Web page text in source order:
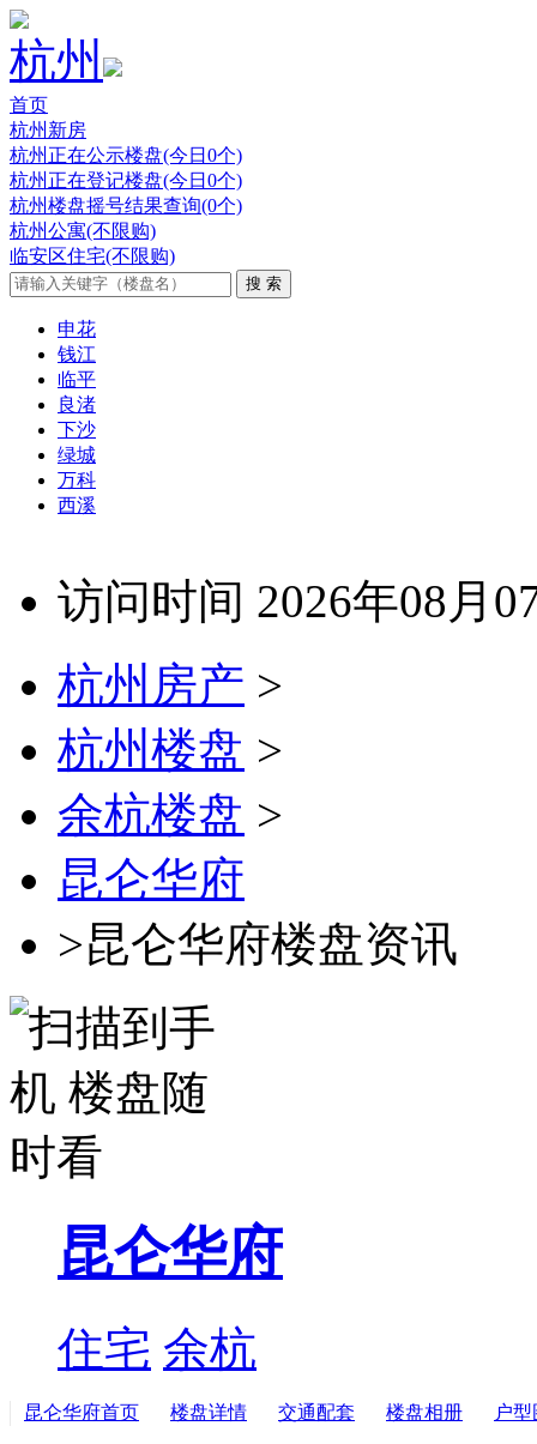
杭州
首页
杭州新房
杭州正在公示楼盘(今日0个)
杭州正在登记楼盘(今日0个)
杭州楼盘摇号结果查询(0个)
杭州公寓(不限购)
临安区住宅(不限购)
申花
钱江
临平
良渚
下沙
绿城
万科
西溪
访问时间 2026年08月
杭州房产 >
杭州楼盘 >
余杭楼盘 >
昆仑华府
>昆仑华府楼盘资讯
昆仑华府
住宅 余杭
昆仑华府首页 楼盘详情 交通配套 楼盘相册 户型